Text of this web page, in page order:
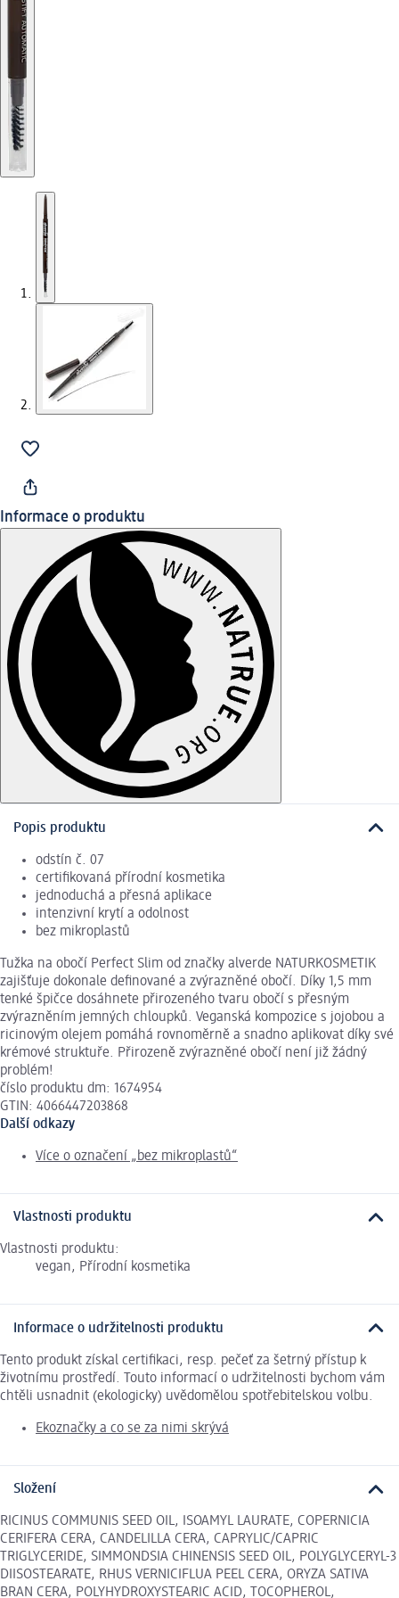
Informace o produktu
Popis produktu
odstín č. 07
certifikovaná přírodní kosmetika
jednoduchá a přesná aplikace
intenzivní krytí a odolnost
bez mikroplastů
Tužka na obočí Perfect Slim od značky alverde NATURKOSMETIK
zajišťuje dokonale definované a zvýrazněné obočí. Díky 1,5 mm
tenké špičce dosáhnete přirozeného tvaru obočí s přesným
zvýrazněním jemných chloupků. Veganská kompozice s jojobou a
ricinovým olejem pomáhá rovnoměrně a snadno aplikovat díky své
krémové struktuře. Přirozeně zvýrazněné obočí není již žádný
problém!
číslo produktu dm: 1674954
GTIN: 4066447203868
Další odkazy
Více o označení „bez mikroplastů“
Vlastnosti produktu
Vlastnosti produktu:
vegan, Přírodní kosmetika
Informace o udržitelnosti produktu
Tento produkt získal certifikaci, resp. pečeť za šetrný přístup k
životnímu prostředí. Touto informací o udržitelnosti bychom vám
chtěli usnadnit (ekologicky) uvědomělou spotřebitelskou volbu.
Ekoznačky a co se za nimi skrývá
Složení
RICINUS COMMUNIS SEED OIL, ISOAMYL LAURATE, COPERNICIA
CERIFERA CERA, CANDELILLA CERA, CAPRYLIC/CAPRIC
TRIGLYCERIDE, SIMMONDSIA CHINENSIS SEED OIL, POLYGLYCERYL-3
DIISOSTEARATE, RHUS VERNICIFLUA PEEL CERA, ORYZA SATIVA
BRAN CERA, POLYHYDROXYSTEARIC ACID, TOCOPHEROL,